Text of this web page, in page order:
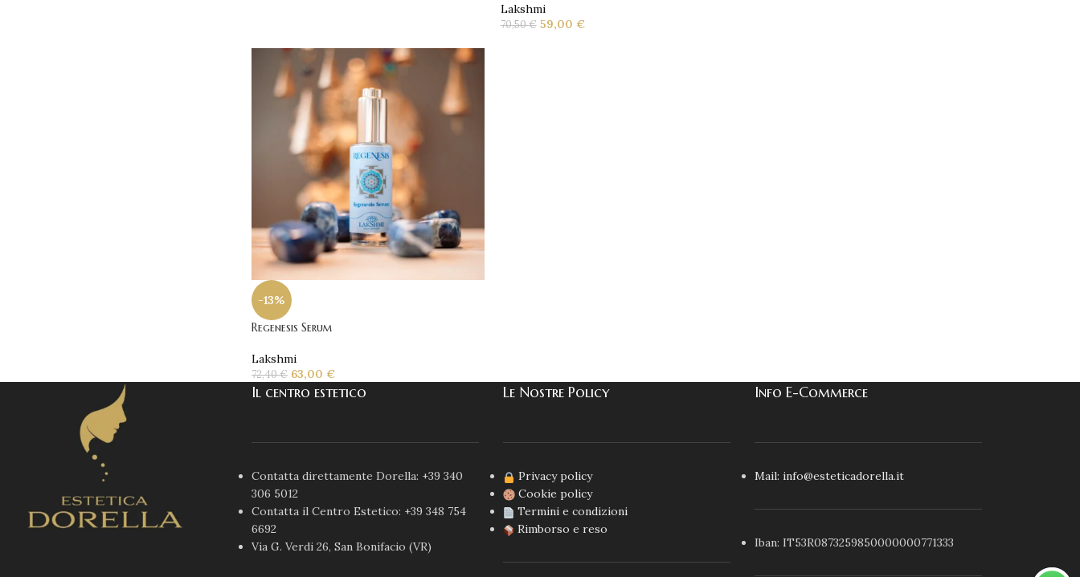
Lakshmi
70,50€ 59,00 €
-13%
Regenesis Serum
Lakshmi
72,40€ 63,00 €
Il centro estetico
Contatta direttamente Dorella: +39 340
306 5012
Contatta il Centro Estetico: +39 348 754
6692
Via G. Verdi 26, San Bonifacio (VR)
Le Nostre Policy
Privacy policy
Cookie policy
Termini e condizioni
Rimborso e reso
Info E-Commerce
Mail: info@esteticadorella.it
Iban: IT53R0873259850000000771333